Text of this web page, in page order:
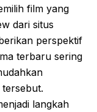
film yang
dari situs
perspektif
terbaru sering
langkah